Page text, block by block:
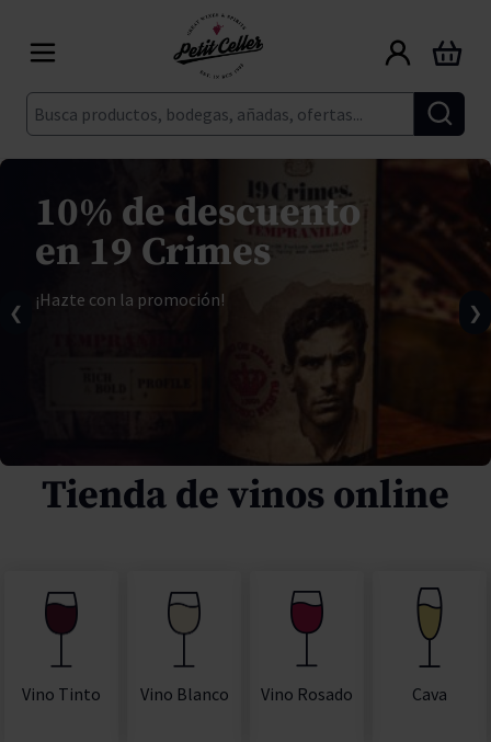
Buscar
Carrito
10% de descuento
en 19 Crimes
¡Hazte con la promoción!
❮ ❯
Tienda de vinos online
Vino Tinto Vino Blanco Vino Rosado Cava